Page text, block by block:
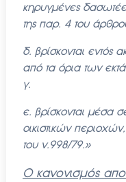
κηρυγμένες
της παρ. 4 του
δ. βρίσκονται εντός
από τα όρια των
γ.
ε. βρίσκονται μέσα
οικιστικών
του ν.998/79.»
Ο κανονισμός